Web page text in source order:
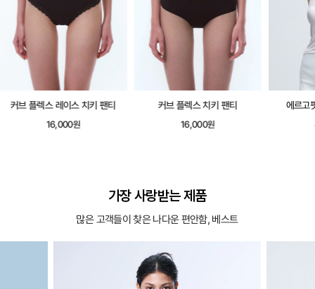
커브 플렉스 레이스 치키 팬티
16,000원
커브 플렉스 치키 팬티
16,000원
에르고
가장 사랑받는 제품
많은 고객들이 찾은 나다운 편안함, 베스트